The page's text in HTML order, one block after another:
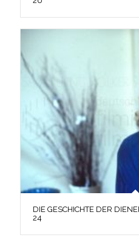
DIE GESCHICHTE DER
24